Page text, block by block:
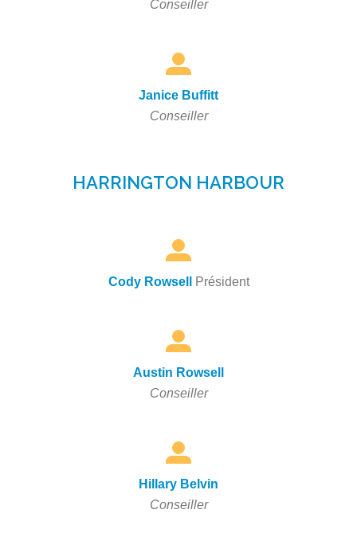
Conseiller
Janice Buffitt
Conseiller
HARRINGTON HARBOUR
Cody Rowsell Président
Austin Rowsell
Conseiller
Hillary Belvin
Conseiller